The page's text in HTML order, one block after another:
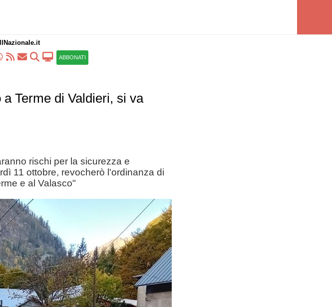
IlNazionale.it
ABBONATI
Terme di Valdieri, si va
rischi per la sicurezza e
11 ottobre, revocherò l'ordinanza di
e al Valasco"